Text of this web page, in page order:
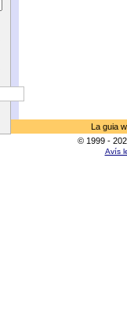
La guia
© 1999 -
Avís